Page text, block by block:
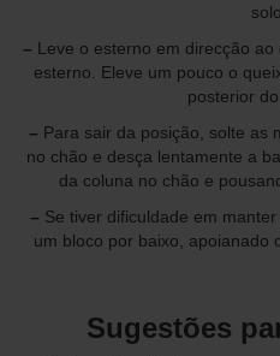
solo.
– Leve o esterno em direcção
esterno. Eleve um pouco o
posterior
– Para sair da posição, solte as
no chão e desça lentamente a
da coluna no chão e
– Se tiver dificuldade em
um bloco por baixo, apoianado
Sugestões